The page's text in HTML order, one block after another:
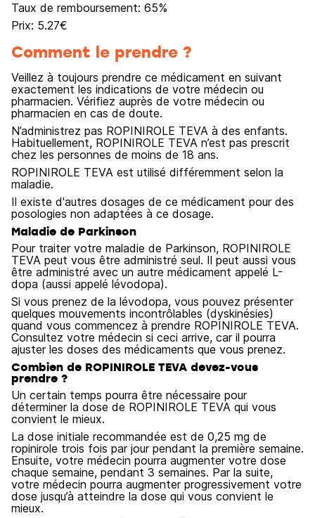
Taux de remboursement: 65%
Prix: 5.27€
Comment le prendre ?
Veillez à toujours prendre ce médicament en suivant
exactement les indications de votre médecin ou
pharmacien. Vérifiez auprès de votre médecin ou
pharmacien en cas de doute.
N’administrez pas ROPINIROLE TEVA à des enfants.
Habituellement, ROPINIROLE TEVA n’est pas prescrit
chez les personnes de moins de 18 ans.
ROPINIROLE TEVA est utilisé différemment selon la
maladie.
Il existe d'autres dosages de ce médicament pour des
posologies non adaptées à ce dosage.
Maladie de Parkinson
Pour traiter votre maladie de Parkinson, ROPINIROLE
TEVA peut vous être administré seul. Il peut aussi vous
être administré avec un autre médicament appelé L-
dopa (aussi appelé lévodopa).
Si vous prenez de la lévodopa, vous pouvez présenter
quelques mouvements incontrôlables (dyskinésies)
quand vous commencez à prendre ROPINIROLE TEVA.
Consultez votre médecin si ceci arrive, car il pourra
ajuster les doses des médicaments que vous prenez.
Combien de ROPINIROLE TEVA devez-vous
prendre ?
Un certain temps pourra être nécessaire pour
déterminer la dose de ROPINIROLE TEVA qui vous
convient le mieux.
La dose initiale recommandée est de 0,25 mg de
ropinirole trois fois par jour pendant la première semaine.
Ensuite, votre médecin pourra augmenter votre dose
chaque semaine, pendant 3 semaines. Par la suite,
votre médecin pourra augmenter progressivement votre
dose jusqu’à atteindre la dose qui vous convient le
mieux.